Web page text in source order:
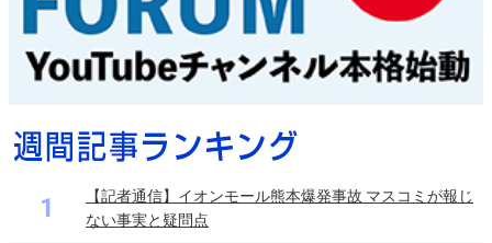
1
【記者通信】イオンモール熊本爆発事故 マスコミが報じ
ない事実と疑問点